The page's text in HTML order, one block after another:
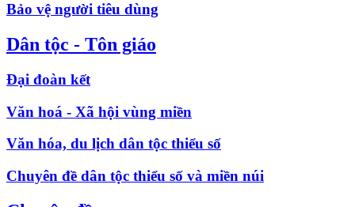
Bảo vệ người tiêu dùng
Dân tộc - Tôn giáo
Đại đoàn kết
Văn hoá - Xã hội vùng miền
Văn hóa, du lịch dân tộc thiểu số
Chuyên đề dân tộc thiểu số và miền núi